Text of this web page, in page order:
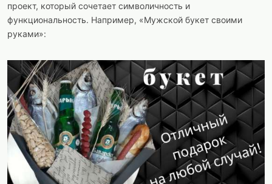
проект, который сочетает символичность и
функциональность. Например, «Мужской букет своими
руками»: